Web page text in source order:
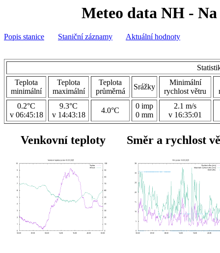
Meteo data NH - Na
Popis stanice Staniční záznamy Aktuální hodnoty
Teplota
minimální
Teplota
maximální
Teplota
průměrná
Srážky
Minimální
rychlost větru
0.2°C
v 06:45:18
9.3°C
v 14:43:18
4.0°C
0 imp
0 mm
2.1 m/s
v 16:35:01
Venkovní teploty Směr a rychlost